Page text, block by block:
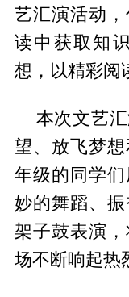
艺汇演活动
读中获取知
想，以精彩阅
本次文艺
望、放飞梦
年级的同学
妙的舞蹈、
架子鼓表演
场不断响起热